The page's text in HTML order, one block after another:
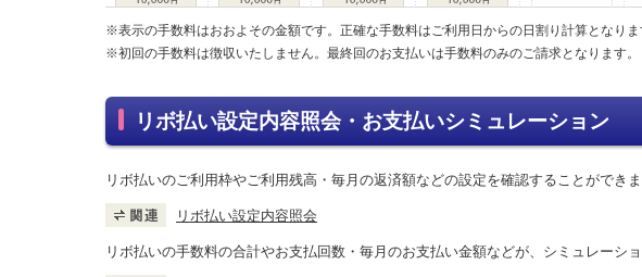
※表示の手数料はおおよその金額です。正確な手数料はご利用日からの日割り計算となり
※初回の手数料は徴収いたしません。最終回のお支払いは手数料のみのご請求となります。
リボ払い設定内容照会・お支払いシミュレーション
リボ払いのご利用枠やご利用残高・毎月の返済額などの設定を確認することができ
リボ払い設定内容照会
リボ払いの手数料の合計やお支払回数・毎月のお支払い金額などが、シミュレーシ